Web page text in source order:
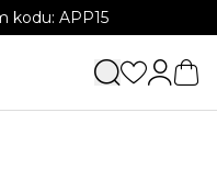
kodu: APP15